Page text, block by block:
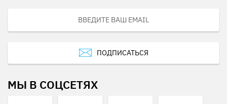
ПОДПИСАТЬСЯ
МЫ В СОЦСЕТЯХ